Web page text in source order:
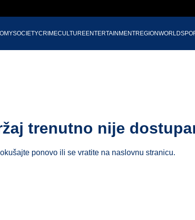
SOCIETYCRIMECULTUREENTERTAINMENTREGIONWORLD
trenutno nije
ponovo ili se vratite na naslovnu stranicu.